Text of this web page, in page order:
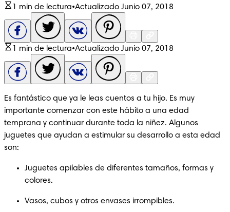
1 min de lectura•Actualizado Junio 07, 2018
1 min de lectura•Actualizado Junio 07, 2018
Es fantástico que ya le leas cuentos a tu hijo. Es muy
importante comenzar con este hábito a una edad
temprana y continuar durante toda la niñez. Algunos
juguetes que ayudan a estimular su desarrollo a esta edad
son:
Juguetes apilables de diferentes tamaños, formas y
colores.
Vasos, cubos y otros envases irrompibles.